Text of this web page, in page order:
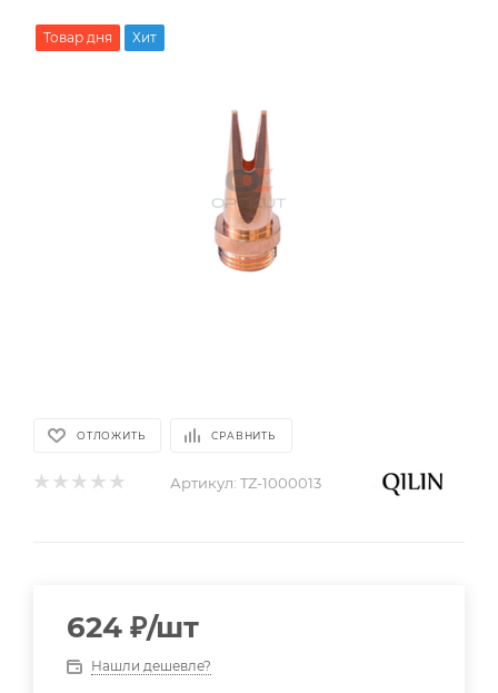
Товар дня Хит
ОТЛОЖИТЬ СРАВНИТЬ
Артикул: TZ-1000013
624 ₽/шт
Нашли дешевле?